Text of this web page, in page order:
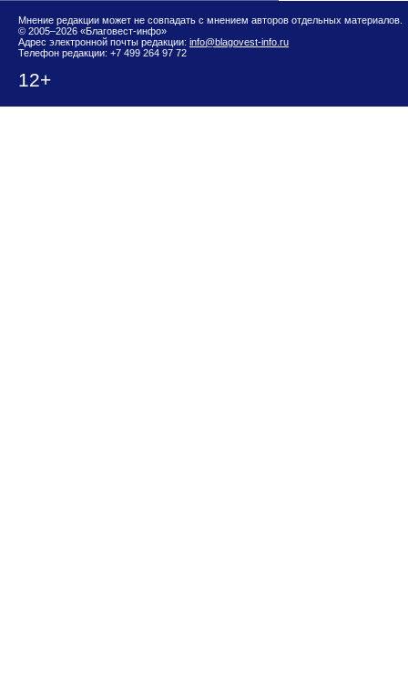
Мнение редакции может не совпадать с мнением авторов отдельных материалов.
© 2005–2026 «Благовест-инфо»
Адрес электронной почты редакции: info@blagovest-info.ru
Телефон редакции: +7 499 264 97 72
12+